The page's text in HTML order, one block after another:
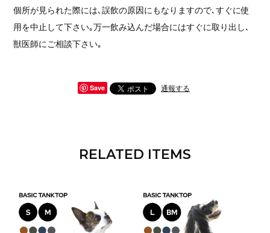
個所が見られた際には､誤飲の原因にもなりますので､すぐに使
用を中止して下さい｡万一飲み込んだ場合にはすぐに取り出し､
獣医師にご相談下さい｡
Save 通報する
RELATED ITEMS